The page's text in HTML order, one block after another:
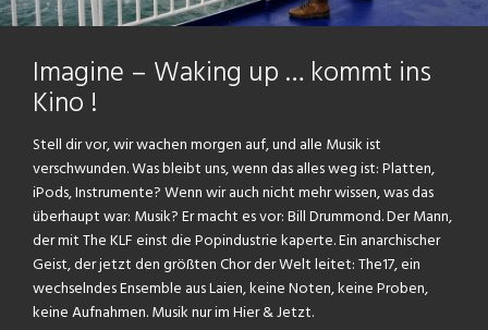
Imagine – Waking up … kommt ins
Kino !
Stell dir vor, wir wachen morgen auf, und alle Musik ist
verschwunden. Was bleibt uns, wenn das alles weg ist: Platten,
iPods, Instrumente? Wenn wir auch nicht mehr wissen, was das
überhaupt war: Musik? Er macht es vor: Bill Drummond. Der Mann,
der mit The KLF einst die Popindustrie kaperte. Ein anarchischer
Geist, der jetzt den größten Chor der Welt leitet: The17, ein
wechselndes Ensemble aus Laien, keine Noten, keine Proben,
keine Aufnahmen. Musik nur im Hier & Jetzt.